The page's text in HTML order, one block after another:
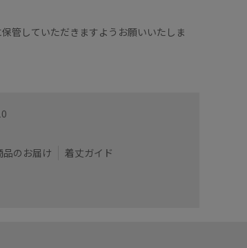
管していただきますようお願いいたしま
品のお届け 着丈ガイド